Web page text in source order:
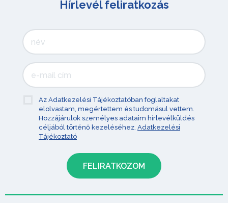
Hírlevél feliratkozás
Az Adatkezelési Tájékoztatóban foglaltakat
elolvastam, megértettem és tudomásul vettem.
Hozzájárulok személyes adataim hírlevélküldés
céljából történő kezeléséhez. Adatkezelési
Tájékoztató